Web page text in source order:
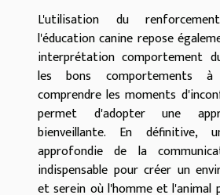
L'utilisation du
l'éducation canine repose
interprétation comportement
les bons comportements
comprendre les moments
permet d'adopter une
bienveillante. En définitive,
approfondie de la
indispensable pour créer un
et serein où l'homme et l'animal